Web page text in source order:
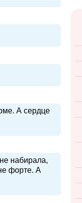
А сердце
набирала,
форте. А